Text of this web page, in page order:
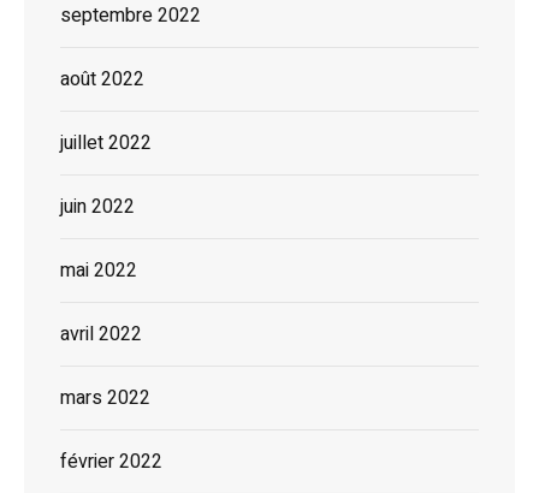
septembre 2022
août 2022
juillet 2022
juin 2022
mai 2022
avril 2022
mars 2022
février 2022